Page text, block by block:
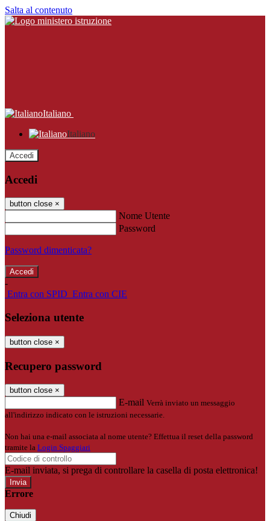
Salta al contenuto
Italiano
Italiano
Accedi
Accedi
button close ×
Nome Utente
Password
Password dimenticata?
-
Entra con SPID Entra con CIE
Seleziona utente
button close ×
Recupero password
button close ×
E-mail Verrà inviato un messaggio
all'indirizzo indicato con le istruzioni necessarie.
Non hai una e-mail associata al nome utente? Effettua il reset della password
tramite la Login Spaggiari
E-mail inviata, si prega di controllare la casella di posta elettronica!
Errore
Chiudi